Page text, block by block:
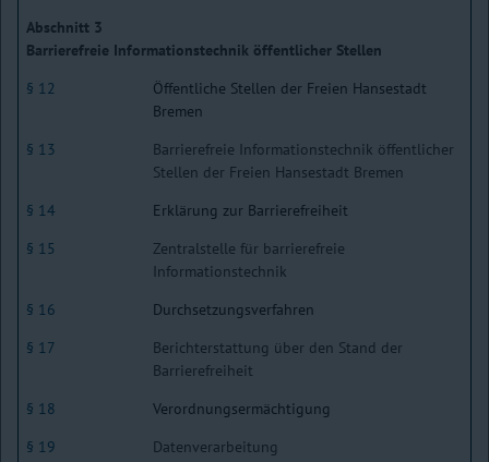
Abschnitt 3
Barrierefreie Informationstechnik öffentlicher Stellen
§ 12
Öffentliche Stellen der Freien Hansestadt
Bremen
§ 13
Barrierefreie Informationstechnik öffentlicher
Stellen der Freien Hansestadt Bremen
§ 14
Erklärung zur Barrierefreiheit
§ 15
Zentralstelle für barrierefreie
Informationstechnik
§ 16
Durchsetzungsverfahren
§ 17
Berichterstattung über den Stand der
Barrierefreiheit
§ 18
Verordnungsermächtigung
§ 19
Datenverarbeitung